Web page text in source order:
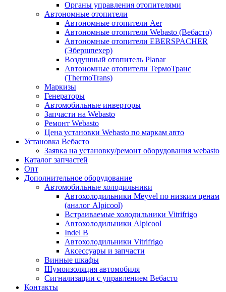
Органы управления отопителями
Автономные отопители
Автономные отопители Аer
Автономные отопители Webasto (Вебасто)
Автономные отопители EBERSPACHER
(Эбершпехер)
Воздушный отопитель Planar
Автономные отопители ТермоТранс
(ThermoTrans)
Маркизы
Генераторы
Автомобильные инверторы
Запчасти на Webasto
Ремонт Webasto
Цена установки Webasto по маркам авто
Установка Вебасто
Заявка на установку/ремонт оборудования webasto
Каталог запчастей
Опт
Дополнительное оборудование
Автомобильные холодильники
Автохолодильники Meyvel по низким ценам
(аналог Alpicool)
Встраиваемые холодильники Vitrifrigo
Автохолодильники Alpicool
Indel B
Автохолодильники Vitrifrigo
Аксессуары и запчасти
Винные шкафы
Шумоизоляция автомобиля
Сигнализации с управлением Вебасто
Контакты